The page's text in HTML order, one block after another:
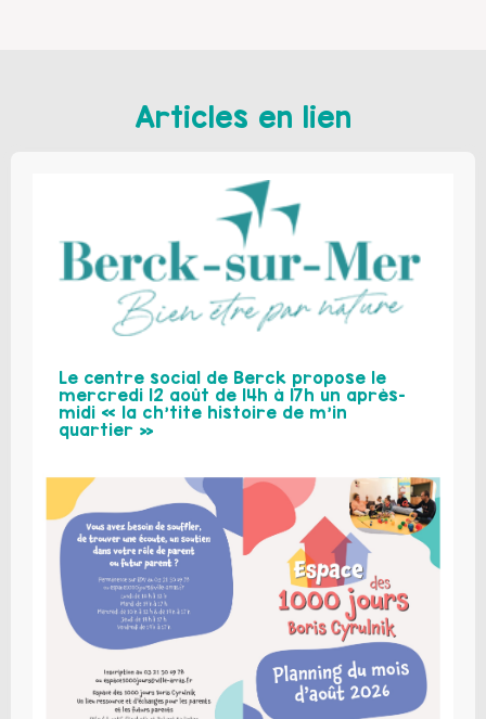
Articles en lien
Le centre social de Berck propose le
mercredi 12 août de 14h à 17h un après-
midi « la ch’tite histoire de m’in
quartier »